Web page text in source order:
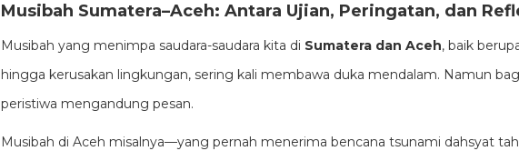
Musibah Sumatera–Aceh: Antara Ujian, Peringatan, dan
Musibah yang menimpa saudara-saudara kita di Sumatera dan Aceh, baik
hingga kerusakan lingkungan, sering kali membawa duka mendalam. Namun
peristiwa mengandung pesan.
Musibah di Aceh misalnya—yang pernah menerima bencana tsunami dahsyat